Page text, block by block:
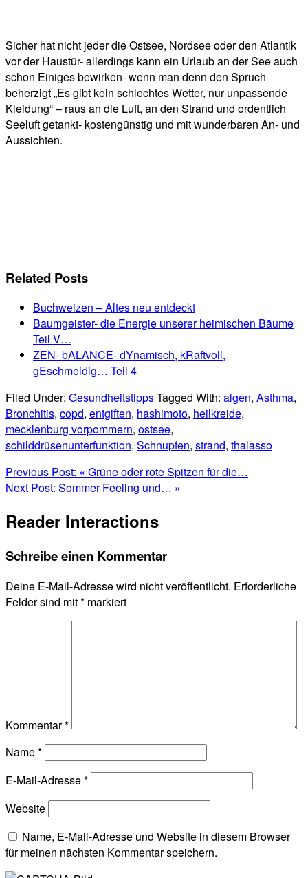
Sicher hat nicht jeder die Ostsee, Nordsee oder den Atlantik
vor der Haustür- allerdings kann ein Urlaub an der See auch
schon Einiges bewirken- wenn man denn den Spruch
beherzigt „Es gibt kein schlechtes Wetter, nur unpassende
Kleidung“ – raus an die Luft, an den Strand und ordentlich
Seeluft getankt- kostengünstig und mit wunderbaren An- und
Aussichten.
Related Posts
Buchweizen – Altes neu entdeckt
Baumgeister- die Energie unserer heimischen Bäume
Teil V…
ZEN- bALANCE- dYnamisch, kRaftvoll,
gEschmeidig… Teil 4
Filed Under: GesundheitstippsTagged With: algen, Asthma,
Bronchitis, copd, entgiften, hashimoto, heilkreide,
mecklenburg vorpommern, ostsee,
schilddrüsenunterfunktion, Schnupfen, strand, thalasso
Previous Post: « Grüne oder rote Spitzen für die…
Next Post: Sommer-Feeling und… »
Reader Interactions
Schreibe einen Kommentar
Deine E-Mail-Adresse wird nicht veröffentlicht. Erforderliche
Felder sind mit* markiert
Kommentar*
Name*
E-Mail-Adresse*
Website
Name, E-Mail-Adresse und Website in diesem Browser
für meinen nächsten Kommentar speichern.